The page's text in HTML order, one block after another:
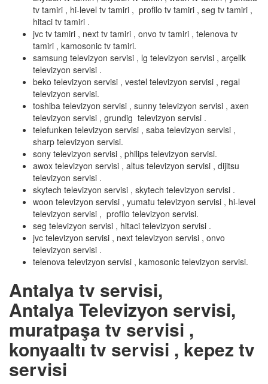
tv tamiri , hi-level tv tamiri , profilo tv tamiri , seg tv tamiri ,
hitaci tv tamiri .
jvc tv tamiri , next tv tamiri , onvo tv tamiri , telenova tv
tamiri , kamosonic tv tamiri.
samsung televizyon servisi , lg televizyon servisi , arçelik
televizyon servisi .
beko televizyon servisi , vestel televizyon servisi , regal
televizyon servisi.
toshiba televizyon servisi , sunny televizyon servisi , axen
televizyon servisi , grundig televizyon servisi .
telefunken televizyon servisi , saba televizyon servisi ,
sharp televizyon servisi.
sony televizyon servisi , philips televizyon servisi.
awox televizyon servisi , altus televizyon servisi , dijitsu
televizyon servisi .
skytech televizyon servisi , skytech televizyon servisi .
woon televizyon servisi , yumatu televizyon servisi , hi-level
televizyon servisi , profilo televizyon servisi.
seg televizyon servisi , hitaci televizyon servisi .
jvc televizyon servisi , next televizyon servisi , onvo
televizyon servisi .
telenova televizyon servisi , kamosonic televizyon servisi.
Antalya tv servisi,
Antalya Televizyon servisi,
muratpaşa tv servisi ,
konyaaltı tv servisi , kepez tv
servisi